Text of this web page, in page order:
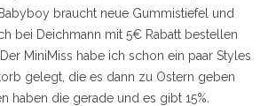
braucht neue Gummistiefel und
bei Deichmann mit 5€ Rabatt bestellen
MiniMiss habe ich schon ein paar Styles
gelegt, die es dann zu Ostern geben
haben die gerade und es gibt 15%.